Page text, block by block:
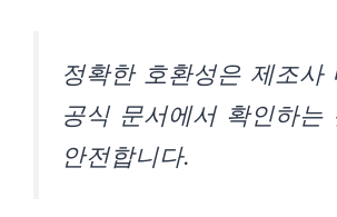
정확한 호환성은 제조사
공식 문서에서 확인하는
안전합니다.